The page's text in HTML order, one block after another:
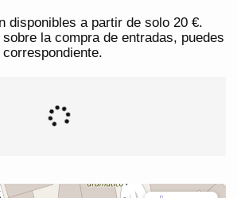
disponibles a partir de solo 20 €.
la compra de entradas, puedes